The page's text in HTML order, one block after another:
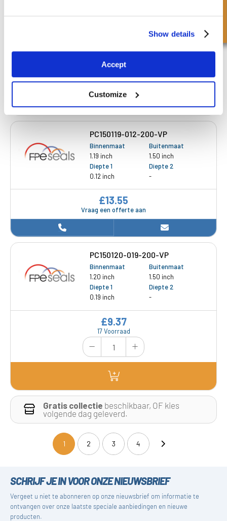
Show details
Accept
Customize
PC150119-012-200-VP
Binnenmaat
1.19 inch
Buitenmaat
1.50 inch
Diepte 1
0.12 inch
Diepte 2
-
Vraag een offerte aan
£13.55
PC150120-019-200-VP
Binnenmaat
1.20 inch
Buitenmaat
1.50 inch
Diepte 1
0.19 inch
Diepte 2
-
17 Voorraad
£9.37
Gratis collectie beschikbaar, OF kies
volgende dag geleverd.
1(current)2 3 4
SCHRIJF JE IN VOOR ONZE NIEUWSBRIEF
Vergeet u niet te abonneren op onze nieuwsbrief om informatie te
ontvangen over onze laatste speciale aanbiedingen en nieuwe
producten.